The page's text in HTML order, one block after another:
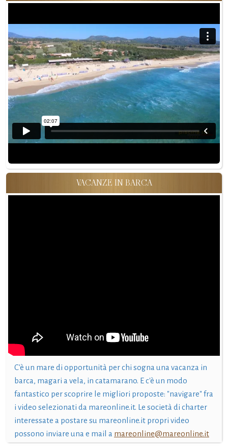
VACANZE IN BARCA
C'è un mare di opportunità per chi sogna una vacanza in
barca, magari a vela, in catamarano. E c'è un modo
fantastico per scoprire le migliori proposte: "navigare" fra
i video selezionati da mareonline.it. Le società di charter
interessate a postare su mareonline.it propri video
possono inviare una e mail a mareonline@mareonline.it